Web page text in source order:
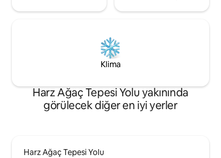
Klima
Harz Ağaç Tepesi Yolu yakınında
görülecek diğer en iyi yerler
Harz Ağaç Tepesi Yolu